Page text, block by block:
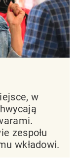
w
zespołu
wkładowi.